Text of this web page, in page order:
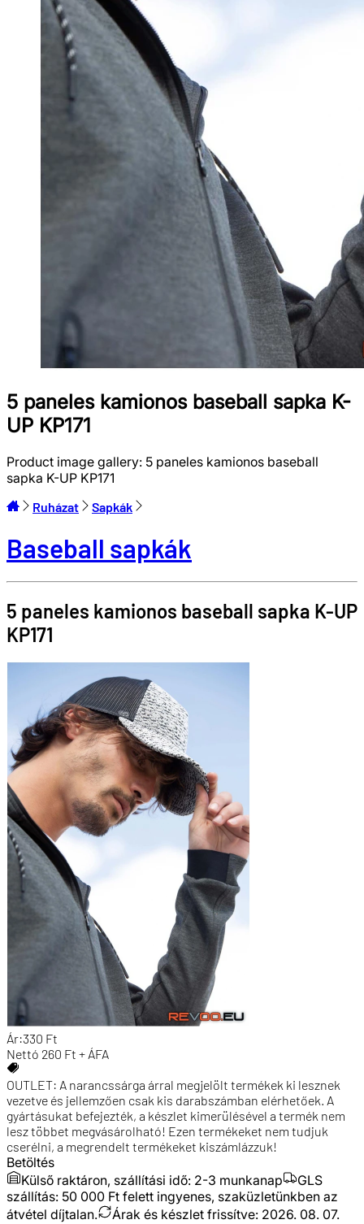
5 paneles kamionos baseball sapka K-
UP KP171
Product image gallery: 5 paneles kamionos baseball
sapka K-UP KP171
Ruházat Sapkák
Baseball sapkák
5 paneles kamionos baseball sapka K-UP
KP171
Ár:330 Ft
Nettó 260 Ft + ÁFA
OUTLET: A narancssárga árral megjelölt termékek ki lesznek
vezetve és jellemzően csak kis darabszámban elérhetőek. A
gyártásukat befejezték, a készlet kimerülésével a termék nem
lesz többet megvásárolható! Ezen termékeket nem tudjuk
cserélni, a megrendelt termékeket kiszámlázzuk!
Betöltés
Külső raktáron, szállítási idő: 2-3 munkanap
GLS
szállítás: 50 000 Ft felett ingyenes, szaküzletünkben az
átvétel díjtalan.
Árak és készlet frissítve: 2026. 08. 07.